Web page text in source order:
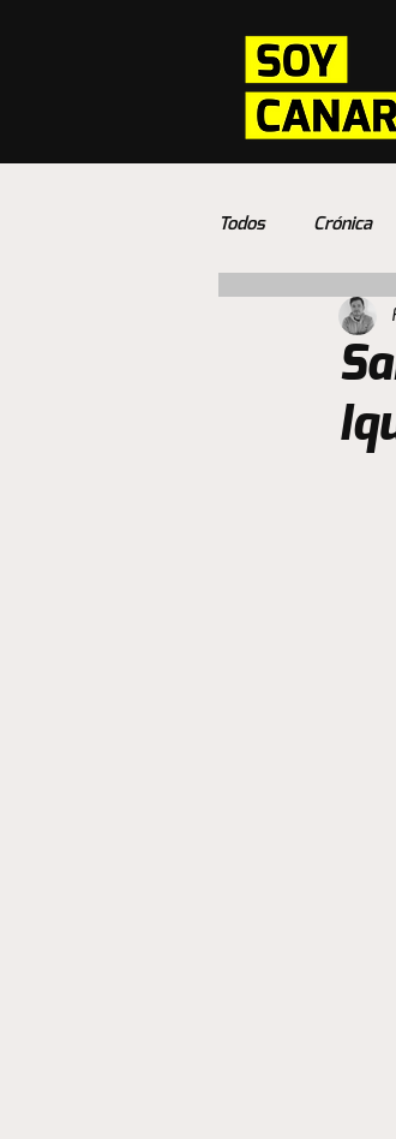
Todos Crónica